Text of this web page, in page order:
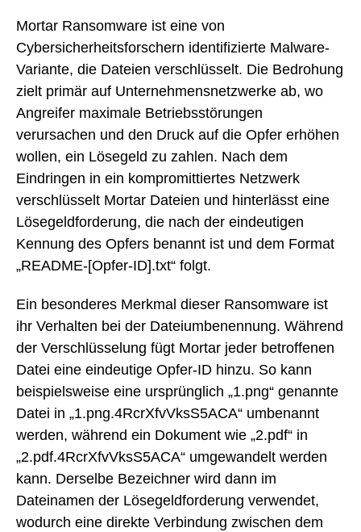
Mortar Ransomware ist eine von
Cybersicherheitsforschern identifizierte Malware-
Variante, die Dateien verschlüsselt. Die Bedrohung
zielt primär auf Unternehmensnetzwerke ab, wo
Angreifer maximale Betriebsstörungen
verursachen und den Druck auf die Opfer erhöhen
wollen, ein Lösegeld zu zahlen. Nach dem
Eindringen in ein kompromittiertes Netzwerk
verschlüsselt Mortar Dateien und hinterlässt eine
Lösegeldforderung, die nach der eindeutigen
Kennung des Opfers benannt ist und dem Format
„README-[Opfer-ID].txt“ folgt.
Ein besonderes Merkmal dieser Ransomware ist
ihr Verhalten bei der Dateiumbenennung. Während
der Verschlüsselung fügt Mortar jeder betroffenen
Datei eine eindeutige Opfer-ID hinzu. So kann
beispielsweise eine ursprünglich „1.png“ genannte
Datei in „1.png.4RcrXfvVksS5ACA“ umbenannt
werden, während ein Dokument wie „2.pdf“ in
„2.pdf.4RcrXfvVksS5ACA“ umgewandelt werden
kann. Derselbe Bezeichner wird dann im
Dateinamen der Lösegeldforderung verwendet,
wodurch eine direkte Verbindung zwischen dem